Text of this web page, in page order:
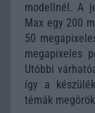
modellnél. A
Max egy 200
50
megapixeles
Utóbbi
így a
témák